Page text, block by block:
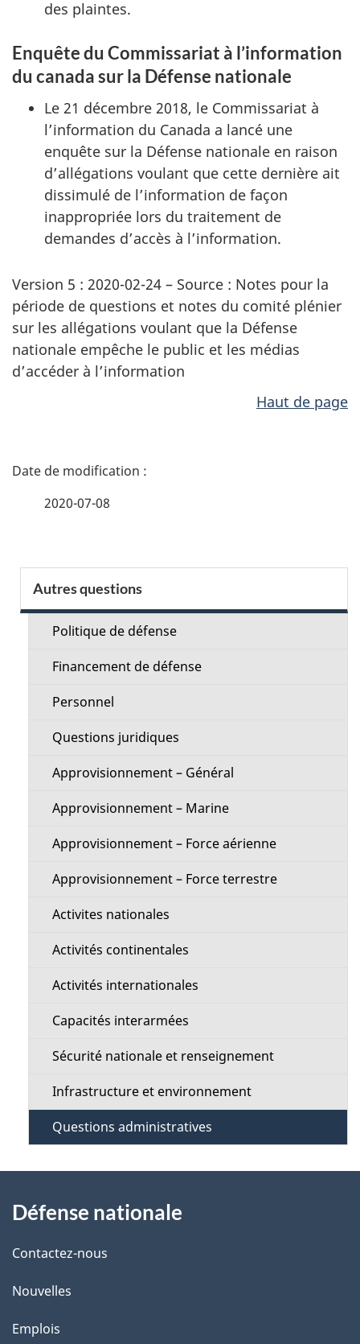
des plaintes.
Enquête du Commissariat à l’information
du canada sur la Défense nationale
Le 21 décembre 2018, le Commissariat à
l’information du Canada a lancé une
enquête sur la Défense nationale en raison
d’allégations voulant que cette dernière ait
dissimulé de l’information de façon
inappropriée lors du traitement de
demandes d’accès à l’information.
Version 5 : 2020-02-24 – Source : Notes pour la
période de questions et notes du comité plénier
sur les allégations voulant que la Défense
nationale empêche le public et les médias
d’accéder à l’information
Haut de page
D
a
2020-07-08
e
Autres questions
Politique de défense
Financement de défense
Personnel
Questions juridiques
Approvisionnement – Général
Approvisionnement – Marine
Approvisionnement – Force aérienne
Approvisionnement – Force terrestre
Activites nationales
Activités continentales
Activités internationales
Capacités interarmées
Sécurité nationale et renseignement
Infrastructure et environnement
Questions administratives
propos
de
ce
site
Défense nationale
Contactez-nous
Nouvelles
Emplois